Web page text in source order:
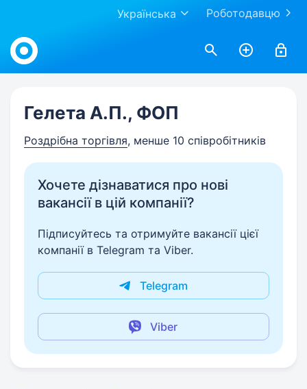
Роботодавцю
Українська
Work.ua
Гелета А.П., ФОП
Роздрібна торгівля, менше 10 співробітників
Хочете дізнаватися про нові
вакансії в цій компанії?
Підписуйтесь та отримуйте вакансії цієї
компанії в Telegram та Viber.
Telegram
Viber